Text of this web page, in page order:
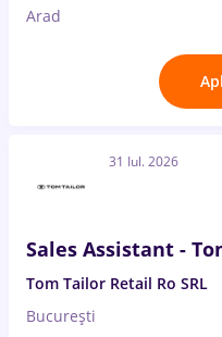
Arad
31 Iul. 2026
Sales Assistant -
Tom Tailor Retail Ro SRL
București